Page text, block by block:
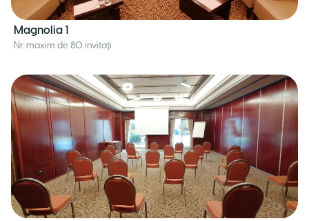
Magnolia 1
Nr. maxim de 80 invitați